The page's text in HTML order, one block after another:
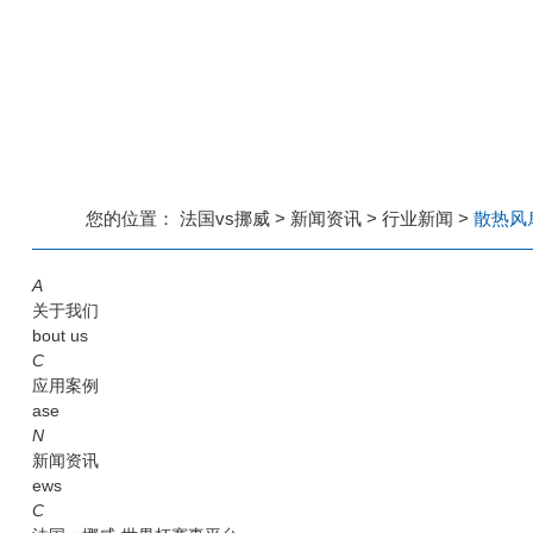
您的位置： 法国vs挪威> 新闻资讯> 行业新闻 > 散热风
A
关于我们
bout us
C
应用案例
ase
N
新闻资讯
ews
C